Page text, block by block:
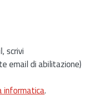
scrivi
email di abilitazione)
informatica.